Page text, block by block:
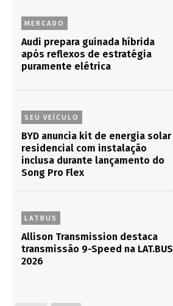
MERCADO
Audi prepara guinada híbrida
após reflexos de estratégia
puramente elétrica
SEU VEÍCULO
BYD anuncia kit de energia solar
residencial com instalação
inclusa durante lançamento do
Song Pro Flex
LATBUS
Allison Transmission destaca
transmissão 9-Speed na LAT.BUS
2026